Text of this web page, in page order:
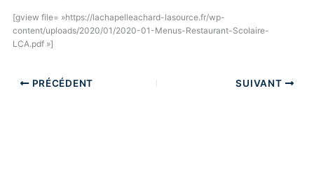
[gview file= »https://lachapelleachard-lasource.fr/wp-
content/uploads/2020/01/2020-01-Menus-Restaurant-Scolaire-
LCA.pdf »]
PRÉCÉDENT SUIVANT